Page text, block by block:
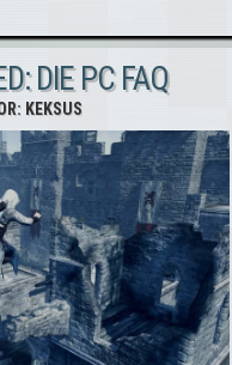
DIE PC FAQ
KEKSUS